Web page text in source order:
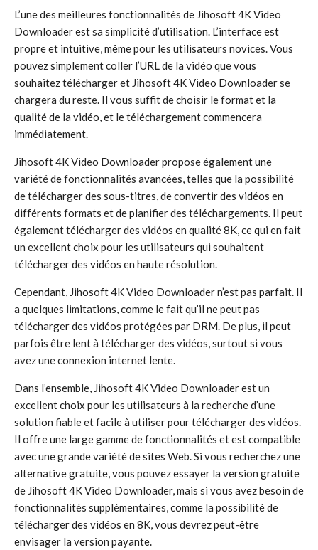
L’une des meilleures fonctionnalités de Jihosoft 4K Video
Downloader est sa simplicité d’utilisation. L’interface est
propre et intuitive, même pour les utilisateurs novices. Vous
pouvez simplement coller l’URL de la vidéo que vous
souhaitez télécharger et Jihosoft 4K Video Downloader se
chargera du reste. Il vous suffit de choisir le format et la
qualité de la vidéo, et le téléchargement commencera
immédiatement.
Jihosoft 4K Video Downloader propose également une
variété de fonctionnalités avancées, telles que la possibilité
de télécharger des sous-titres, de convertir des vidéos en
différents formats et de planifier des téléchargements. Il peut
également télécharger des vidéos en qualité 8K, ce qui en fait
un excellent choix pour les utilisateurs qui souhaitent
télécharger des vidéos en haute résolution.
Cependant, Jihosoft 4K Video Downloader n’est pas parfait. Il
a quelques limitations, comme le fait qu’il ne peut pas
télécharger des vidéos protégées par DRM. De plus, il peut
parfois être lent à télécharger des vidéos, surtout si vous
avez une connexion internet lente.
Dans l’ensemble, Jihosoft 4K Video Downloader est un
excellent choix pour les utilisateurs à la recherche d’une
solution fiable et facile à utiliser pour télécharger des vidéos.
Il offre une large gamme de fonctionnalités et est compatible
avec une grande variété de sites Web. Si vous recherchez une
alternative gratuite, vous pouvez essayer la version gratuite
de Jihosoft 4K Video Downloader, mais si vous avez besoin de
fonctionnalités supplémentaires, comme la possibilité de
télécharger des vidéos en 8K, vous devrez peut-être
envisager la version payante.